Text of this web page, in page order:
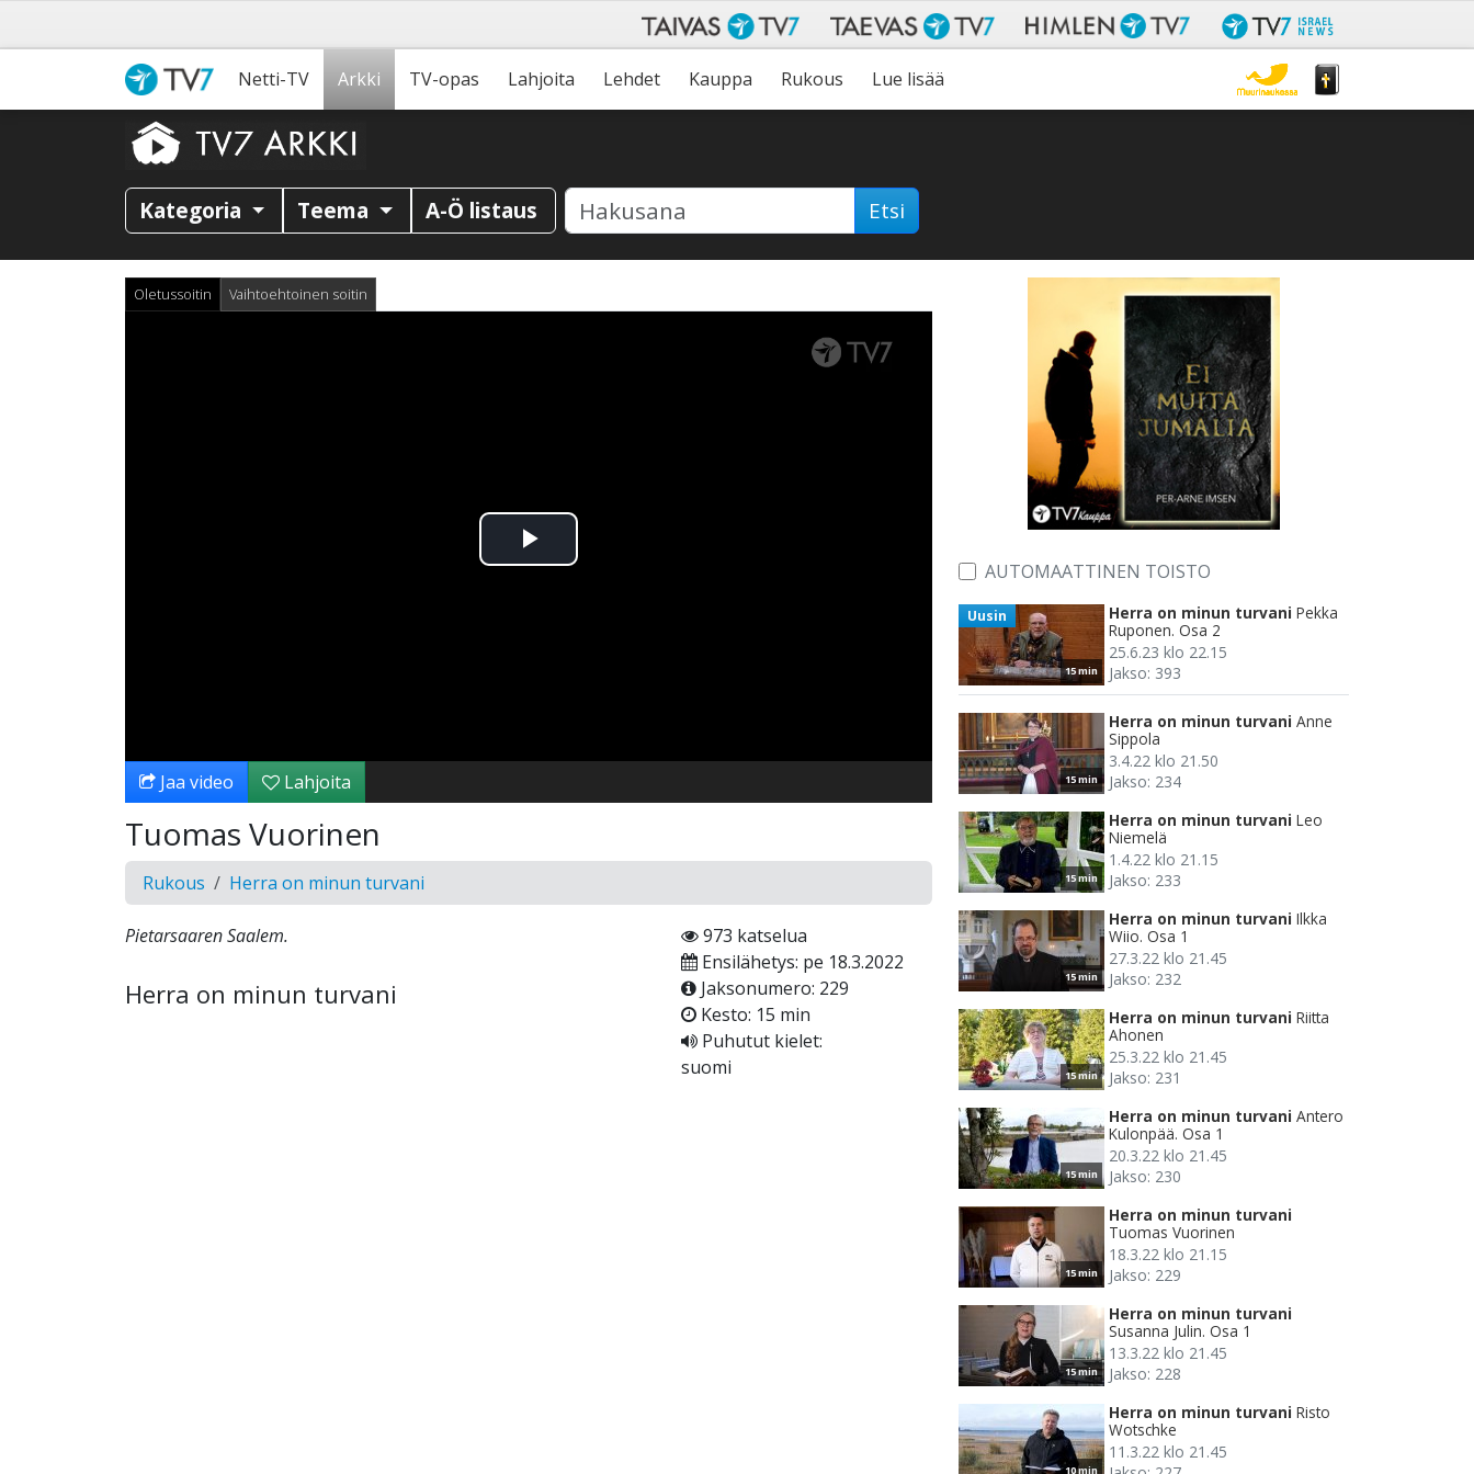
Netti-TV Arkki TV-opas Lahjoita Lehdet Kauppa Rukous Lue lisää
Kategoria Teema A-Ö listaus Etsi
Oletussoitin Vaihtoehtoinen soitin
Toista
Jaa video Lahjoita
Tuomas Vuorinen
Rukous Herra on minun turvani
Pietarsaaren Saalem.
Herra on minun turvani
973 katselua
Ensilähetys: pe 18.3.2022
Jaksonumero: 229
Kesto: 15 min
Puhutut kielet:
suomi
AUTOMAATTINEN TOISTO
15 min
Uusin Herra on minun turvani Pekka
Ruponen. Osa 2
25.6.23 klo 22.15
Jakso: 393
15 min
Herra on minun turvani Anne
Sippola
3.4.22 klo 21.50
Jakso: 234
15 min
Herra on minun turvani Leo
Niemelä
1.4.22 klo 21.15
Jakso: 233
15 min
Herra on minun turvani Ilkka
Wiio. Osa 1
27.3.22 klo 21.45
Jakso: 232
15 min
Herra on minun turvani Riitta
Ahonen
25.3.22 klo 21.45
Jakso: 231
15 min
Herra on minun turvani Antero
Kulonpää. Osa 1
20.3.22 klo 21.45
Jakso: 230
15 min
Herra on minun turvani
Tuomas Vuorinen
18.3.22 klo 21.15
Jakso: 229
15 min
Herra on minun turvani
Susanna Julin. Osa 1
13.3.22 klo 21.45
Jakso: 228
10 min
Herra on minun turvani Risto
Wotschke
11.3.22 klo 21.45